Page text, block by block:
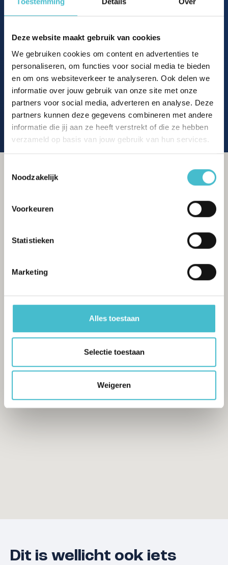
Deze website maakt gebruik van cookies
We gebruiken cookies om content en advertenties te
personaliseren, om functies voor social media te bieden
en om ons websiteverkeer te analyseren. Ook delen we
informatie over jouw gebruik van onze site met onze
partners voor social media, adverteren en analyse. Deze
partners kunnen deze gegevens combineren met andere
informatie die jij aan ze heeft verstrekt of die ze hebben
verzameld op basis van jouw gebruik van hun services.
Noodzakelijk
Voorkeuren
Statistieken
Marketing
Alles toestaan
Selectie toestaan
Weigeren
je te wonen
Bakkerij
Banken
Busstations
Café
Stadhuis
Musea
Parkeerplaats
Universiteit
Winkelcentrum
Ziekenhuis
Dit is wellicht ook iets